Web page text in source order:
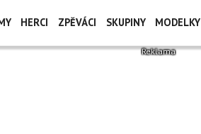
HERCI ZPĚVÁCI SKUPINY MODELKY